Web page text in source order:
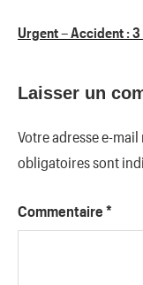
Urgent – Accident :
Laisser un
Votre adresse e-
obligatoires sont
Commentaire *